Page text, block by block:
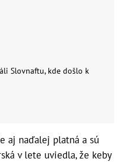
Slovnaftu, kde došlo k
aj naďalej platná a sú
v lete uviedla, že keby